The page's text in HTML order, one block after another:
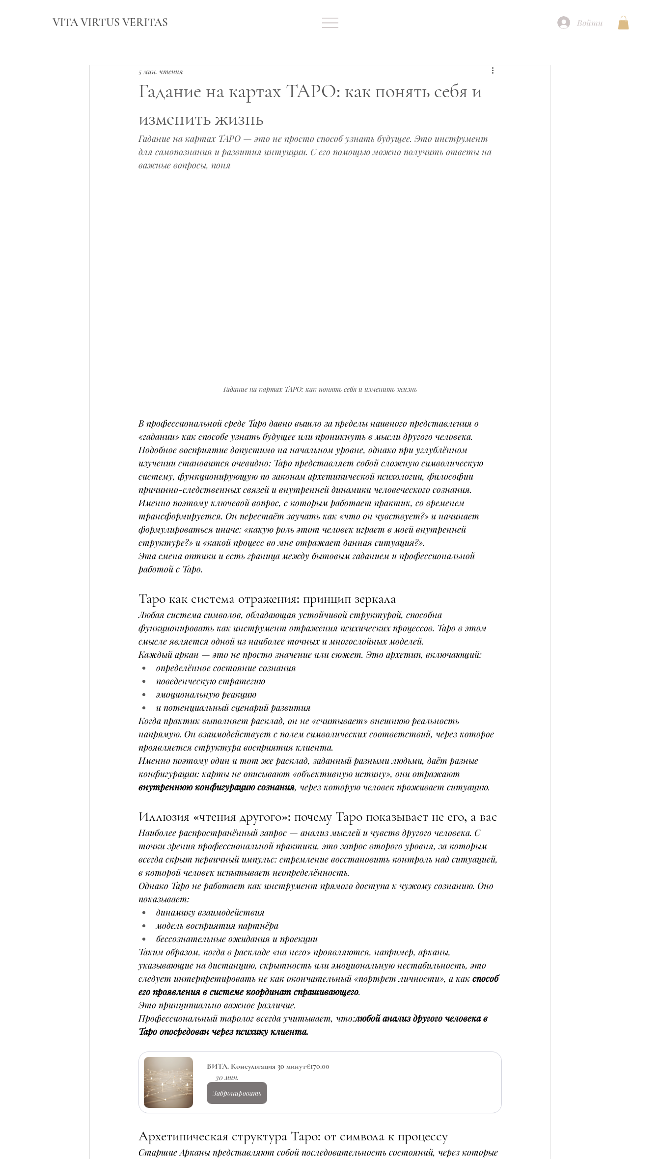
VITA VIRTUS VERITAS Войти
Гадание на картах ТАРО: как понять себя и
изменить жизнь
5 мин. чтения
Гадание на картах ТАРО — это не просто способ узнать будущее. Это инструмент
для самопознания и развития интуиции. С его помощью можно получить ответы на
важные вопросы, поня
Гадание на картах ТАРО: как понять себя и изменить жизнь
В профессиональной среде Таро давно вышло за пределы наивного представления о
«гадании» как способе узнать будущее или проникнуть в мысли другого человека.
Подобное восприятие допустимо на начальном уровне, однако при углублённом
изучении становится очевидно: Таро представляет собой сложную символическую
систему, функционирующую по законам архетипической психологии, философии
причинно-следственных связей и внутренней динамики человеческого сознания.
Именно поэтому ключевой вопрос, с которым работает практик, со временем
трансформируется. Он перестаёт звучать как «что он чувствует?» и начинает
формулироваться иначе: «какую роль этот человек играет в моей внутренней
структуре?» и «какой процесс во мне отражает данная ситуация?».
Эта смена оптики и есть граница между бытовым гаданием и профессиональной
работой с Таро.
Таро как система отражения: принцип зеркала
Любая система символов, обладающая устойчивой структурой, способна
функционировать как инструмент отражения психических процессов. Таро в этом
смысле является одной из наиболее точных и многослойных моделей.
Каждый аркан — это не просто значение или сюжет. Это архетип, включающий:
определённое состояние сознания
поведенческую стратегию
эмоциональную реакцию
и потенциальный сценарий развития
Когда практик выполняет расклад, он не «считывает» внешнюю реальность
напрямую. Он взаимодействует с полем символических соответствий, через которое
проявляется структура восприятия клиента.
Именно поэтому один и тот же расклад, заданный разными людьми, даёт разные
конфигурации: карты не описывают «объективную истину», они отражают
внутреннюю конфигурацию сознания, через которую человек проживает ситуацию.
Иллюзия «чтения другого»: почему Таро показывает не его, а вас
Наиболее распространённый запрос — анализ мыслей и чувств другого человека. С
точки зрения профессиональной практики, это запрос второго уровня, за которым
всегда скрыт первичный импульс: стремление восстановить контроль над ситуацией,
в которой человек испытывает неопределённость.
Однако Таро не работает как инструмент прямого доступа к чужому сознанию. Оно
показывает:
динамику взаимодействия
модель восприятия партнёра
бессознательные ожидания и проекции
Таким образом, когда в раскладе «на него» проявляются, например, арканы,
указывающие на дистанцию, скрытность или эмоциональную нестабильность, это
следует интерпретировать не как окончательный «портрет личности», а как способ
его проявления в системе координат спрашивающего.
Это принципиально важное различие.
Профессиональный таролог всегда учитывает, что:любой анализ другого человека в
Таро опосредован через психику клиента.
ВИТА. Консультация 30 минут€170.00
30 мин.
Забронировать
Архетипическая структура Таро: от символа к процессу
Старшие Арканы представляют собой последовательность состояний, через которые